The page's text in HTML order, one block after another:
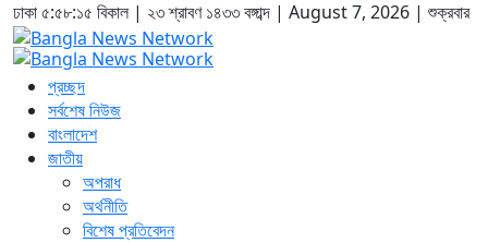
ঢাকা৫:৫৮:১৬ বিকাল | ২৩ শ্রাবণ ১৪৩৩ বঙ্গাব্দ | August 7, 2026 |শুক্রবার
প্রচ্ছদ
সর্বশেষ নিউজ
বাংলাদেশ
জাতীয়
অপরাধ
অর্থনীতি
বিশেষ প্রতিবেদন